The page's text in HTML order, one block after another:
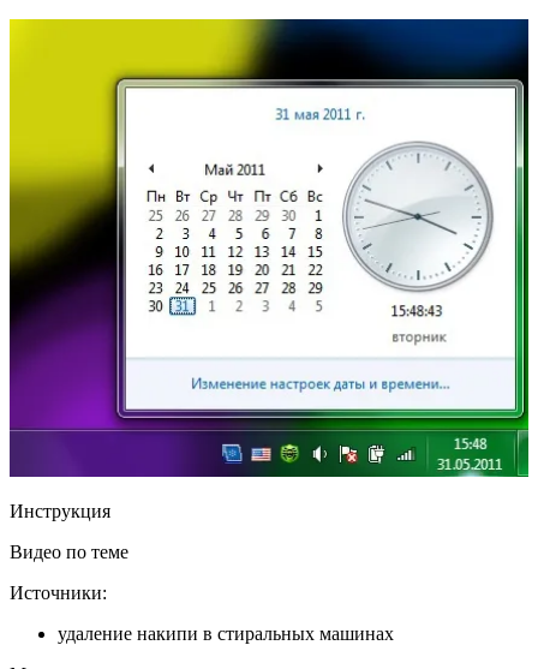
Инструкция
Видео по теме
Источники:
удаление накипи в стиральных машинах